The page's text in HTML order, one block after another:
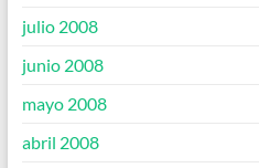
julio 2008
junio 2008
mayo 2008
abril 2008